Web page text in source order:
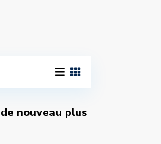
nouveau plus